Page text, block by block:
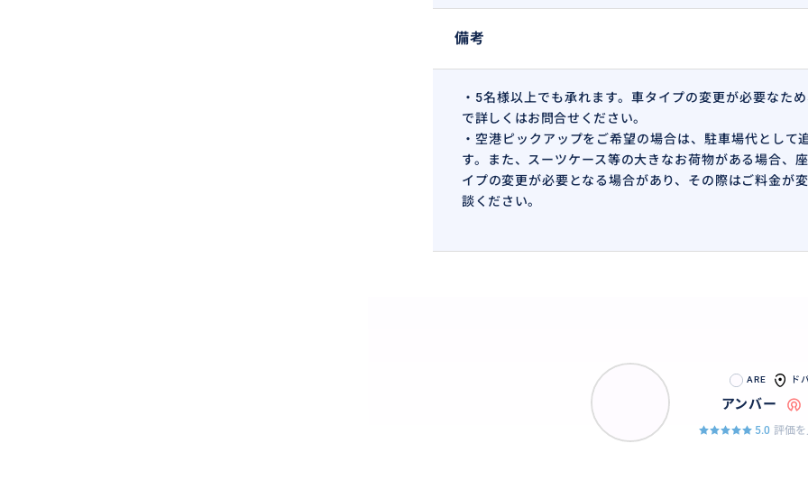
備考
・5名様以上でも承れます。車タイプの変更が必要なた
で詳しくはお問合せください。
・空港ピックアップをご希望の場合は、駐車場代として
す。また、スーツケース等の大きなお荷物がある場合、
イプの変更が必要となる場合があり、その際はご料金が
談ください。
ARE ド
アンバー
5.0 評価